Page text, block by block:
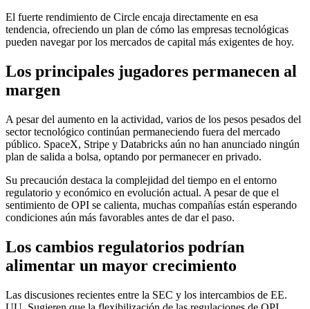
El fuerte rendimiento de Circle encaja directamente en esa
tendencia, ofreciendo un plan de cómo las empresas tecnológicas
pueden navegar por los mercados de capital más exigentes de hoy.
Los principales jugadores permanecen al
margen
A pesar del aumento en la actividad, varios de los pesos pesados ​​del
sector tecnológico continúan permaneciendo fuera del mercado
público. SpaceX, Stripe y Databricks aún no han anunciado ningún
plan de salida a bolsa, optando por permanecer en privado.
Su precaución destaca la complejidad del tiempo en el entorno
regulatorio y económico en evolución actual. A pesar de que el
sentimiento de OPI se calienta, muchas compañías están esperando
condiciones aún más favorables antes de dar el paso.
Los cambios regulatorios podrían
alimentar un mayor crecimiento
Las discusiones recientes entre la SEC y los intercambios de EE.